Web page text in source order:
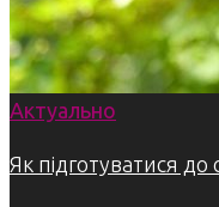
Актуально
Як підготуватися